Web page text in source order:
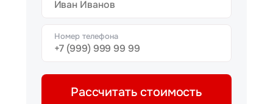
Номер телефона
Рассчитать стоимость